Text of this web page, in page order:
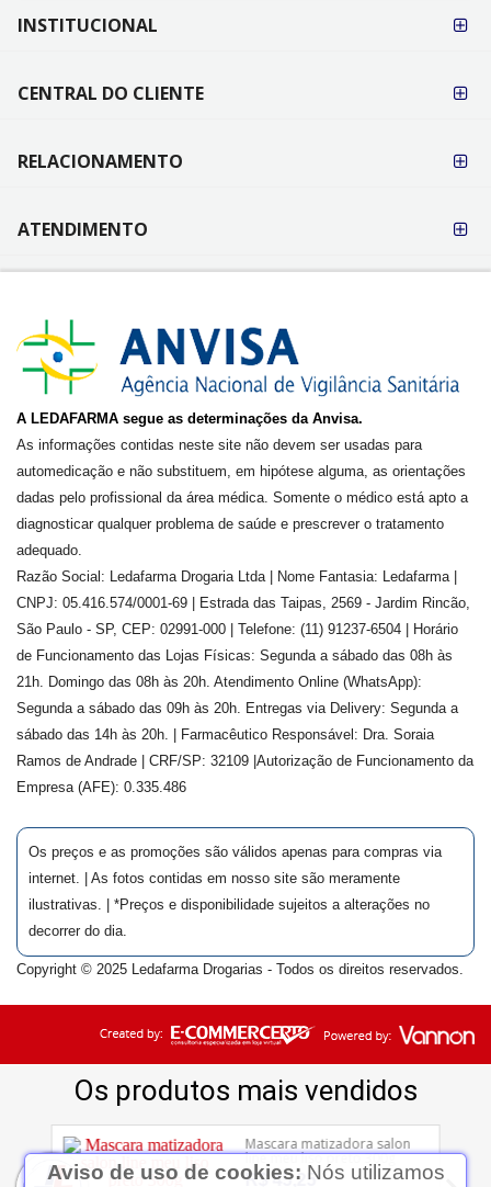
FORMAS DE
PAGAMENTO
INSTITUCIONAL
CENTRAL DO CLIENTE
RELACIONAMENTO
ATENDIMENTO
A LEDAFARMA segue as determinações da Anvisa.
As informações contidas neste site não devem ser usadas para
automedicação e não substituem, em hipótese alguma, as orientações
dadas pelo profissional da área médica. Somente o médico está apto a
diagnosticar qualquer problema de saúde e prescrever o tratamento
adequado.
Razão Social: Ledafarma Drogaria Ltda | Nome Fantasia: Ledafarma |
CNPJ: 05.416.574/0001-69 | Estrada das Taipas, 2569 - Jardim Rincão,
São Paulo - SP, CEP: 02991-000 | Telefone: (11) 91237-6504 | Horário
de Funcionamento das Lojas Físicas: Segunda a sábado das 08h às
21h. Domingo das 08h às 20h. Atendimento Online (WhatsApp):
Segunda a sábado das 09h às 20h. Entregas via Delivery: Segunda a
sábado das 14h às 20h. | Farmacêutico Responsável: Dra. Soraia
Ramos de Andrade
| CRF/SP: 32109 |Autorização de Funcionamento da
Empresa (AFE): 0.335.486
Os preços e as promoções são válidos apenas para compras via
internet. | As fotos contidas em nosso site são meramente
ilustrativas. | *Preços e disponibilidade sujeitos a alterações no
decorrer do dia.
Copyright © 2025 Ledafarma Drogarias - Todos os direitos reservados.
Aviso de uso de cookies: Nós utilizamos